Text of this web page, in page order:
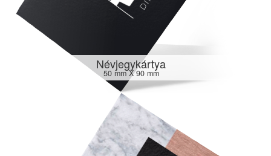
Névjegykártya
50 mm X 90 mm